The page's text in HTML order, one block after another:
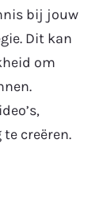
bij jouw
Dit kan
om
creëren.